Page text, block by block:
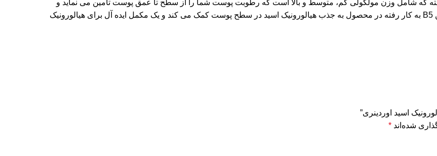
که شامل وزن مولکولی کم، متوسط و بالا است که رطوبت پوست شما را از سطح تا عمق پوست تامین می نماید و
طراوت و تازگی را برای پوست شما به ارمغان می آورد. ویتامین B5 به کار رفته در محصول به جذب هیالورونیک اسید در سطح پوست کمک می کند و یک مکمل ایده آل برای هیالورونیک
اسید اوردینری”
شده‌اند *